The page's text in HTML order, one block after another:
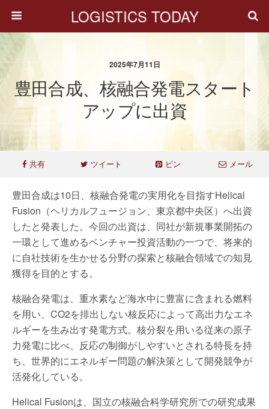
LOGISTICS TODAY
2025年7月11日
豊田合成、核融合発電スタート
アップに出資
共有 ツイート ピン メール
豊田合成は10日、核融合発電の実用化を目指すHelical
Fusion（ヘリカルフュージョン、東京都中央区）へ出資
したと発表した。今回の出資は、同社が新規事業開拓の
一環として進めるベンチャー投資活動の一つで、将来的
に自社技術を生かせる分野の探索と核融合領域での知見
獲得を目的とする。
核融合発電は、重水素など海水中に豊富に含まれる燃料
を用い、CO2を排出しない核反応によって高出力なエネ
ルギーを生み出す発電方式。核分裂を用いる従来の原子
力発電に比べ、反応の制御がしやすいとされる特長を持
ち、世界的にエネルギー問題の解決策として開発競争が
活発化している。
Helical Fusionは、国立の核融合科学研究所での研究成果